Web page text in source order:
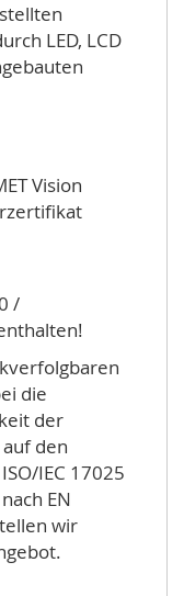
LED, LCD
Vision
/
die
der
den
IEC 17025
EN
wir